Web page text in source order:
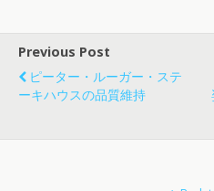
Previous Post
ピーター・ルーガー・ステ
ーキハウスの品質維持